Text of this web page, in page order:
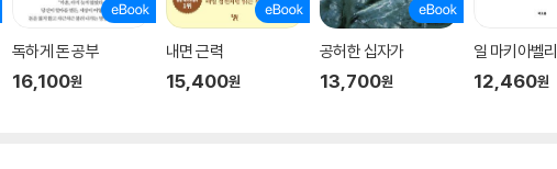
독하게 돈 공부
16,100원
내면 근력
15,400원
공허한 십자가
13,700원
일 마키아벨리
12,460원